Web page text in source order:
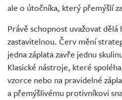
ale o útočníka, který přemýšlí
Právě schopnost uvažovat
zastavitelnou. Červ mění
jedna záplata zavře jednu
Klasické nástroje, které
vzorce nebo na pravidelné
a přemýšlivému protivníkovi